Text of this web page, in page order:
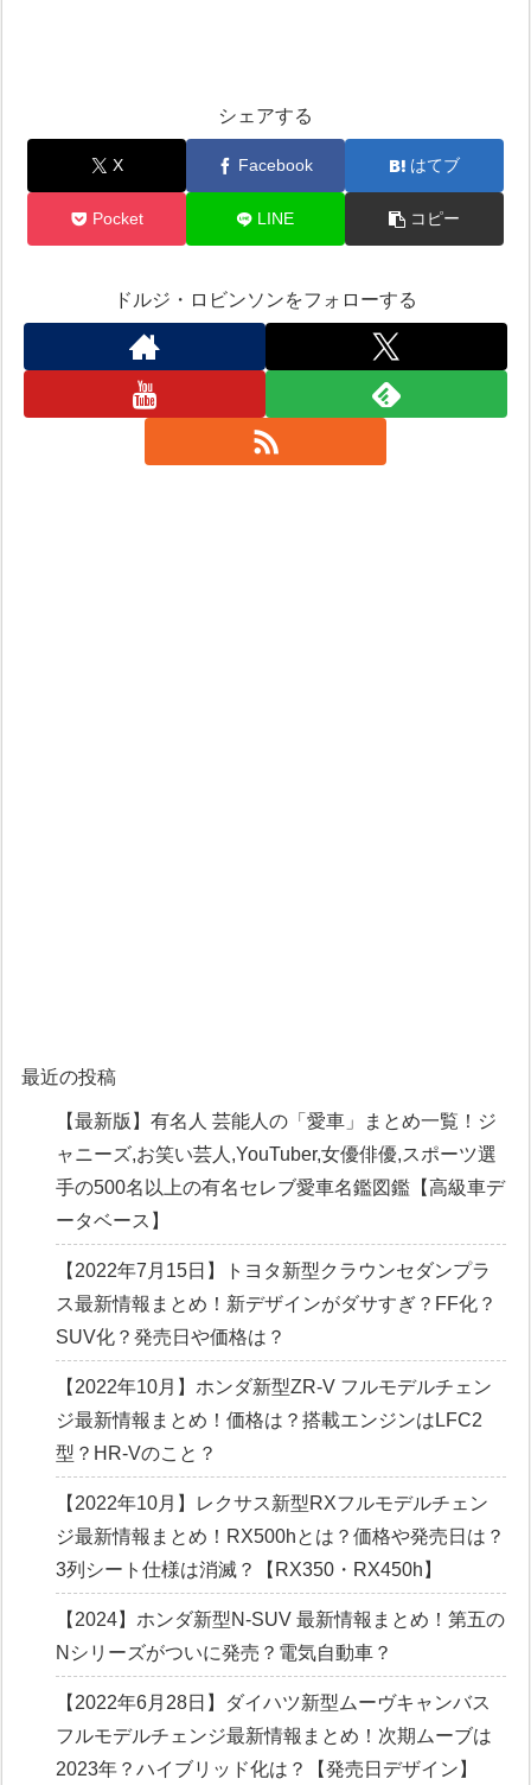
シェアする
X Facebook はてブ
Pocket LINE コピー
ドルジ・ロビンソンをフォローする
最近の投稿
【最新版】有名人 芸能人の「愛車」まとめ一覧！ジ
ャニーズ,お笑い芸人,YouTuber,女優俳優,スポーツ選
手の500名以上の有名セレブ愛車名鑑図鑑【高級車デ
ータベース】
【2022年7月15日】トヨタ新型クラウンセダンプラ
ス最新情報まとめ！新デザインがダサすぎ？FF化？
SUV化？発売日や価格は？
【2022年10月】ホンダ新型ZR-V フルモデルチェン
ジ最新情報まとめ！価格は？搭載エンジンはLFC2
型？HR-Vのこと？
【2022年10月】レクサス新型RXフルモデルチェン
ジ最新情報まとめ！RX500hとは？価格や発売日は？
3列シート仕様は消滅？【RX350・RX450h】
【2024】ホンダ新型N-SUV 最新情報まとめ！第五の
Nシリーズがついに発売？電気自動車？
【2022年6月28日】ダイハツ新型ムーヴキャンバス
フルモデルチェンジ最新情報まとめ！次期ムーブは
2023年？ハイブリッド化は？【発売日デザイン】